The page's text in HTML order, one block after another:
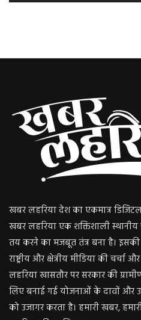
खबर लहरिया देश का एकमात्र डिजिटल
खबर लहरिया एक शक्तिशाली स्थानीय
तय करने का मजबूत तंत्र बना है। इसकी
राष्ट्रीय और क्षेत्रीय मीडिया की
लहरिया खासतौर पर सरकार की
लिए बनाई गई योजनाओं के दावों
को उजागर करता है। हमारी खबर,